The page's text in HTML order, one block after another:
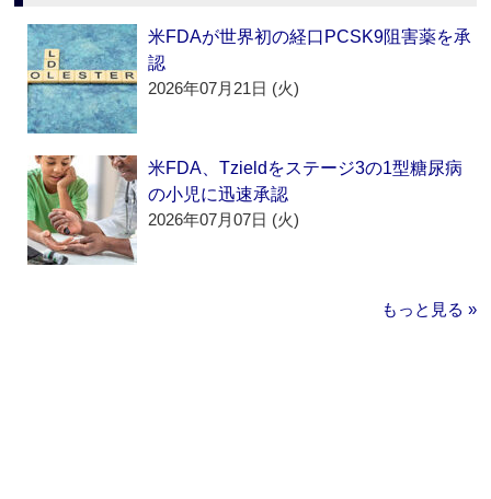
米FDAが世界初の経口PCSK9阻害薬を承
認
2026年07月21日 (火)
米FDA、Tzieldをステージ3の1型糖尿病
の小児に迅速承認
2026年07月07日 (火)
もっと見る »